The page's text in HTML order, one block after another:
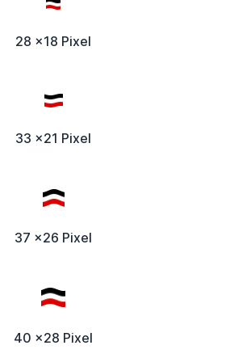
28 x18 Pixel
33 x21 Pixel
37 x26 Pixel
40 x28 Pixel